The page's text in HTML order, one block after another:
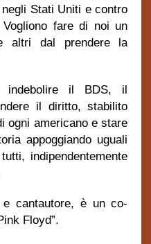
Stati Uniti e contro
Vogliono fare di noi un
altri dal prendere la
indebolire il BDS, il
il diritto, stabilito
ogni americano e stare
appoggiando uguali
indipendentemente
cantautore, è un co-
Floyd”.